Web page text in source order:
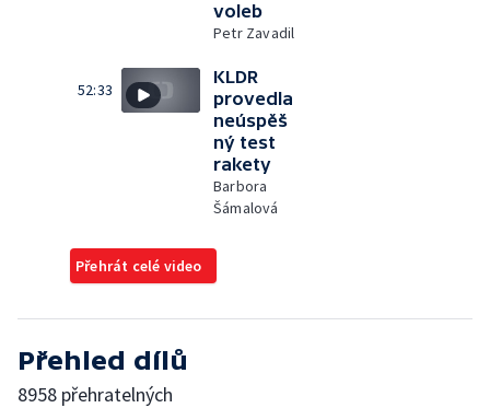
voleb
Petr Zavadil
52:33
KLDR
provedla
neúspěš
ný test
rakety
Barbora
Šámalová
Přehrát celé video
Přehled dílů
8958 přehratelných